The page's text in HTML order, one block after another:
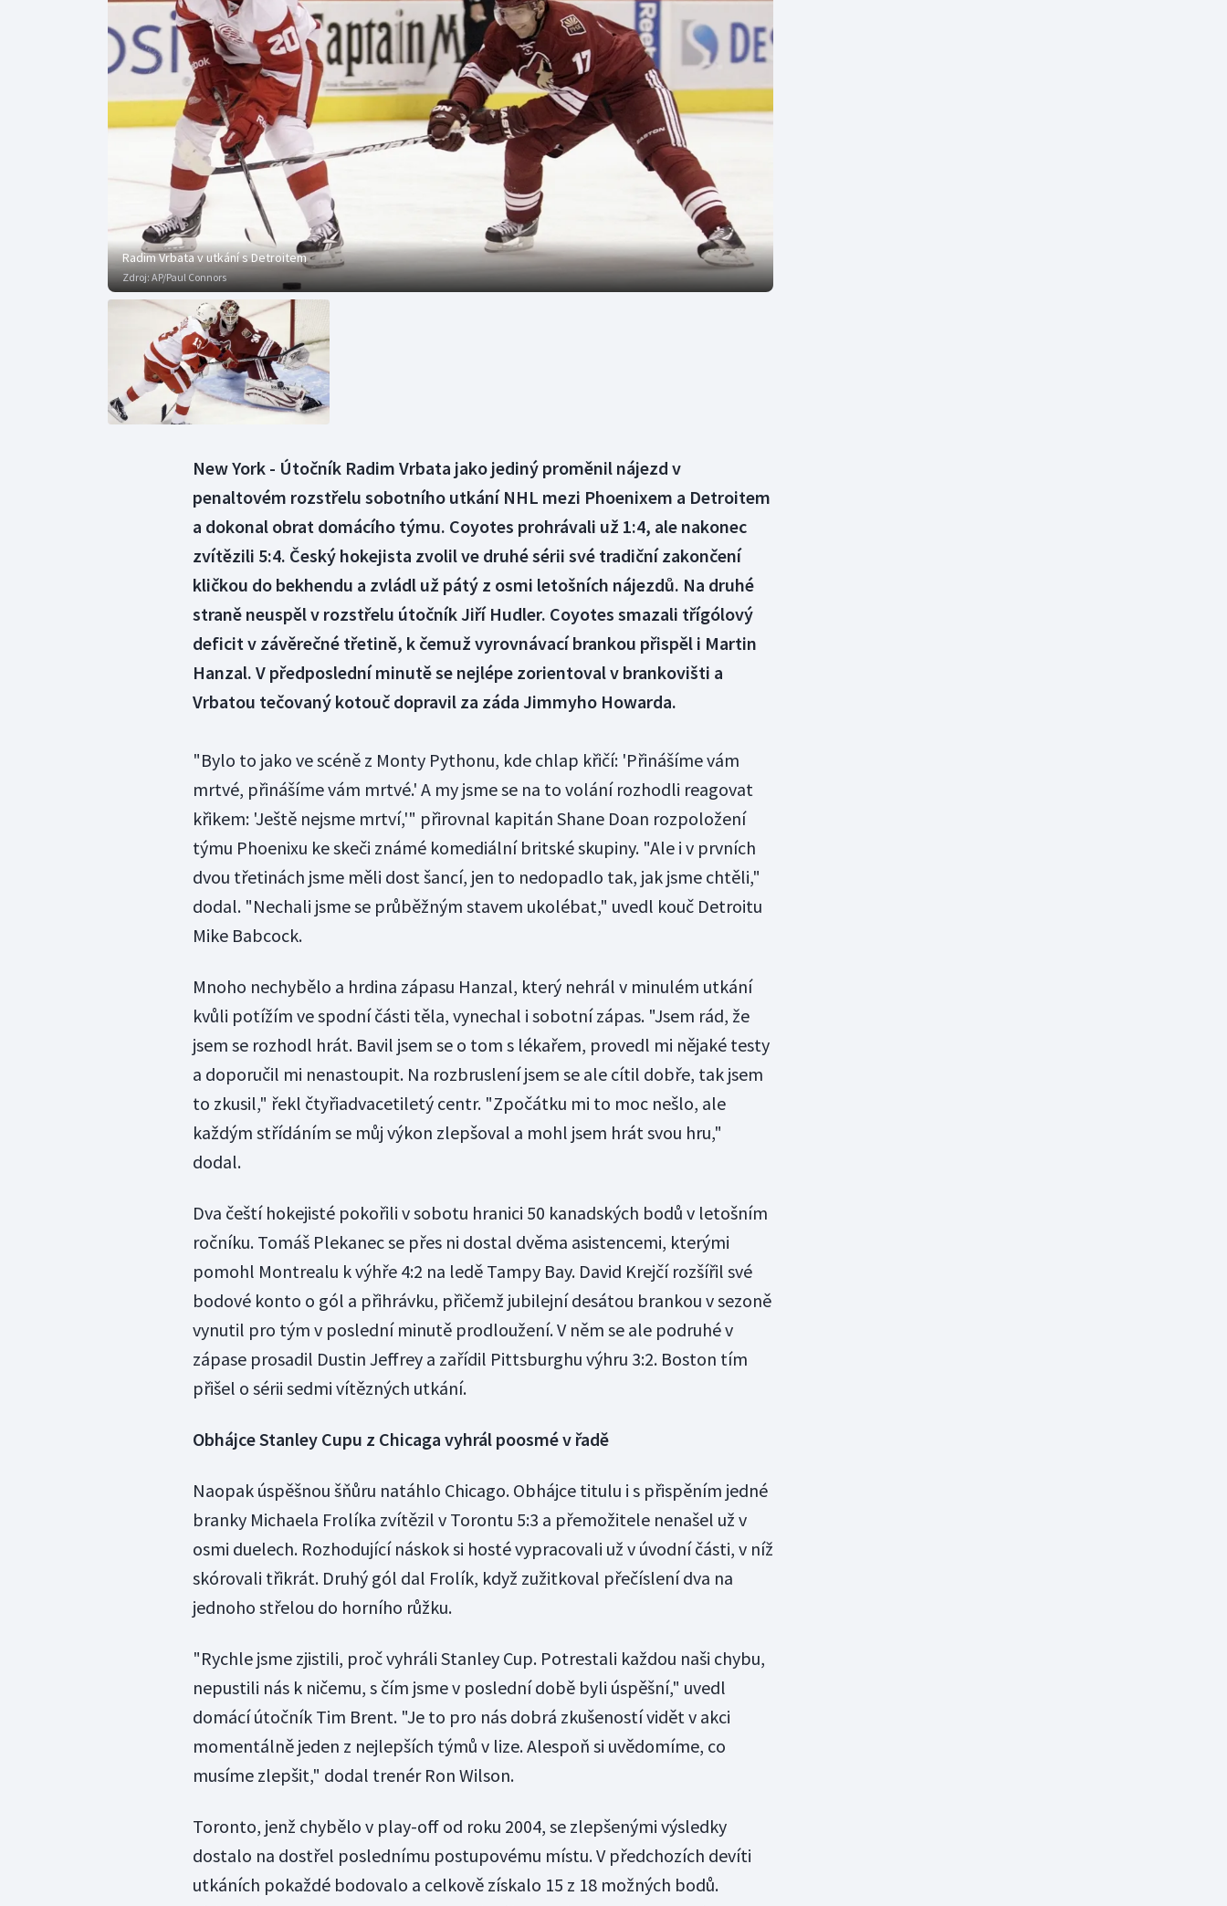
Curling
Dostihy
Florbal
Golf
Gymnastika
Moderní pětiboj
Motorsport
Olympijské hry
Parasport
Plavání
Plážový volejbal
Triatlon
Veslování
Vodní slalom
Volejbal
Ostatní
Radim Vrbata v utkání s Detroitem
Zdroj:AP/Paul Connors
New York - Útočník Radim Vrbata jako jediný proměnil nájezd v
penaltovém rozstřelu sobotního utkání NHL mezi Phoenixem a Detroitem
a dokonal obrat domácího týmu. Coyotes prohrávali už 1:4, ale nakonec
zvítězili 5:4. Český hokejista zvolil ve druhé sérii své tradiční zakončení
kličkou do bekhendu a zvládl už pátý z osmi letošních nájezdů. Na druhé
straně neuspěl v rozstřelu útočník Jiří Hudler. Coyotes smazali třígólový
deficit v závěrečné třetině, k čemuž vyrovnávací brankou přispěl i Martin
Hanzal. V předposlední minutě se nejlépe zorientoval v brankovišti a
Vrbatou tečovaný kotouč dopravil za záda Jimmyho Howarda.
"Bylo to jako ve scéně z Monty Pythonu, kde chlap křičí: 'Přinášíme vám
mrtvé, přinášíme vám mrtvé.' A my jsme se na to volání rozhodli reagovat
křikem: 'Ještě nejsme mrtví,'" přirovnal kapitán Shane Doan rozpoložení
týmu Phoenixu ke skeči známé komediální britské skupiny. "Ale i v prvních
dvou třetinách jsme měli dost šancí, jen to nedopadlo tak, jak jsme chtěli,"
dodal. "Nechali jsme se průběžným stavem ukolébat," uvedl kouč Detroitu
Mike Babcock.
Mnoho nechybělo a hrdina zápasu Hanzal, který nehrál v minulém utkání
kvůli potížím ve spodní části těla, vynechal i sobotní zápas. "Jsem rád, že
jsem se rozhodl hrát. Bavil jsem se o tom s lékařem, provedl mi nějaké testy
a doporučil mi nenastoupit. Na rozbruslení jsem se ale cítil dobře, tak jsem
to zkusil," řekl čtyřiadvacetiletý centr. "Zpočátku mi to moc nešlo, ale
každým střídáním se můj výkon zlepšoval a mohl jsem hrát svou hru,"
dodal.
Dva čeští hokejisté pokořili v sobotu hranici 50 kanadských bodů v letošním
ročníku. Tomáš Plekanec se přes ni dostal dvěma asistencemi, kterými
pomohl Montrealu k výhře 4:2 na ledě Tampy Bay. David Krejčí rozšířil své
bodové konto o gól a přihrávku, přičemž jubilejní desátou brankou v sezoně
vynutil pro tým v poslední minutě prodloužení. V něm se ale podruhé v
zápase prosadil Dustin Jeffrey a zařídil Pittsburghu výhru 3:2. Boston tím
přišel o sérii sedmi vítězných utkání.
Obhájce Stanley Cupu z Chicaga vyhrál poosmé v řadě
Naopak úspěšnou šňůru natáhlo Chicago. Obhájce titulu i s přispěním jedné
branky Michaela Frolíka zvítězil v Torontu 5:3 a přemožitele nenašel už v
osmi duelech. Rozhodující náskok si hosté vypracovali už v úvodní části, v níž
skórovali třikrát. Druhý gól dal Frolík, když zužitkoval přečíslení dva na
jednoho střelou do horního růžku.
"Rychle jsme zjistili, proč vyhráli Stanley Cup. Potrestali každou naši chybu,
nepustili nás k ničemu, s čím jsme v poslední době byli úspěšní," uvedl
domácí útočník Tim Brent. "Je to pro nás dobrá zkušeností vidět v akci
momentálně jeden z nejlepších týmů v lize. Alespoň si uvědomíme, co
musíme zlepšit," dodal trenér Ron Wilson.
Toronto, jenž chybělo v play-off od roku 2004, se zlepšenými výsledky
dostalo na dostřel poslednímu postupovému místu. V předchozích devíti
utkáních pokaždé bodovalo a celkově získalo 15 z 18 možných bodů.